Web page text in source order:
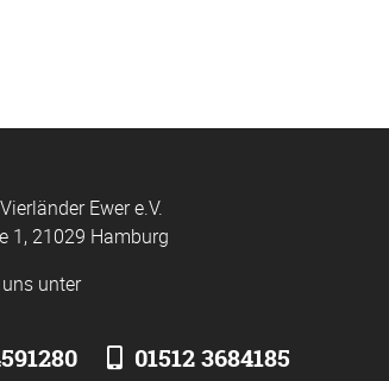
Ewer e.V.
1, 21029 Hamburg
unter
01512 3684185